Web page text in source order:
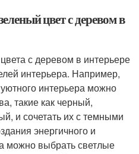
цвет с деревом в
с деревом в интерьере
интерьера. Например,
интерьера можно
такие как черный,
и сочетать их с темными
энергичного и
можно выбрать светлые